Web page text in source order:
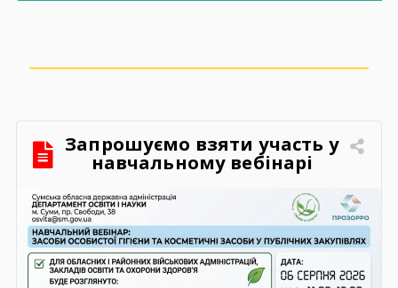
Запрошуємо взяти участь у
навчальному вебінарі
«Засоби особистої гігієни та
косметичні засоби у
публічних закупівлях: як
сформувати вимоги та
обрати безпечну і якісну
продукцію»